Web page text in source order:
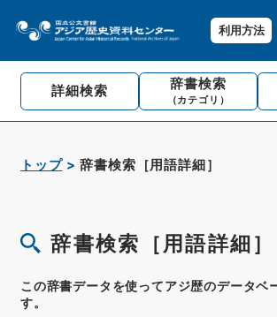
利用方法
詳細検索 辞書検索
（カテゴリ）
トップ 辞書検索［用語詳細］
辞書検索［用語詳細］
この辞書データを使ってアジ歴のデータベ
す。